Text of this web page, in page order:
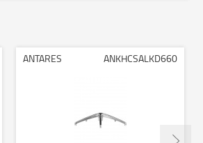
ANTARES ANKHCSALKD660